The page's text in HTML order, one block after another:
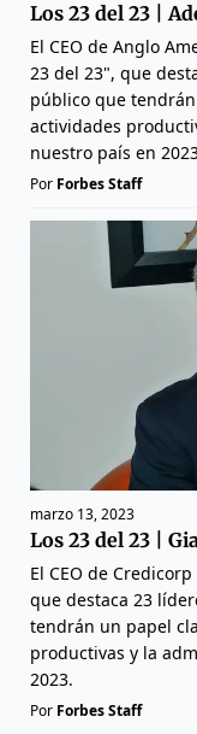
Los 23 del 23 |
El CEO de Anglo
23 del 23", que
público que
actividades
nuestro país en
Por Forbes Staff
marzo 13, 2023
Los 23 del 23 |
El CEO de
que destaca 23
tendrán un papel
productivas y la
2023.
Por Forbes Staff